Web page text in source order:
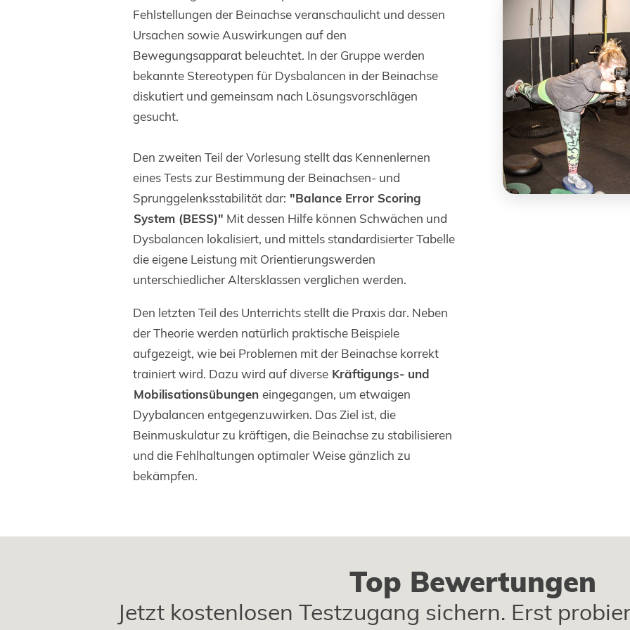
Fehlstellungen der Beinachse veranschaulicht und dessen
Ursachen sowie Auswirkungen auf den
Bewegungsapparat beleuchtet. In der Gruppe werden
bekannte Stereotypen für Dysbalancen in der Beinachse
diskutiert und gemeinsam nach Lösungsvorschlägen
gesucht.
Den zweiten Teil der Vorlesung stellt das Kennenlernen
eines Tests zur Bestimmung der Beinachsen- und
Sprunggelenksstabilität dar: "Balance Error Scoring
System (BESS)" Mit dessen Hilfe können Schwächen und
Dysbalancen lokalisiert, und mittels standardisierter Tabelle
die eigene Leistung mit Orientierungswerden
unterschiedlicher Altersklassen verglichen werden.
Den letzten Teil des Unterrichts stellt die Praxis dar. Neben
der Theorie werden natürlich praktische Beispiele
aufgezeigt, wie bei Problemen mit der Beinachse korrekt
trainiert wird. Dazu wird auf diverse Kräftigungs- und
Mobilisationsübungen eingegangen, um etwaigen
Dyybalancen entgegenzuwirken. Das Ziel ist, die
Beinmuskulatur zu kräftigen, die Beinachse zu stabilisieren
und die Fehlhaltungen optimaler Weise gänzlich zu
bekämpfen.
Top Bewertungen
Jetzt kostenlosen Testzugang sichern. Erst